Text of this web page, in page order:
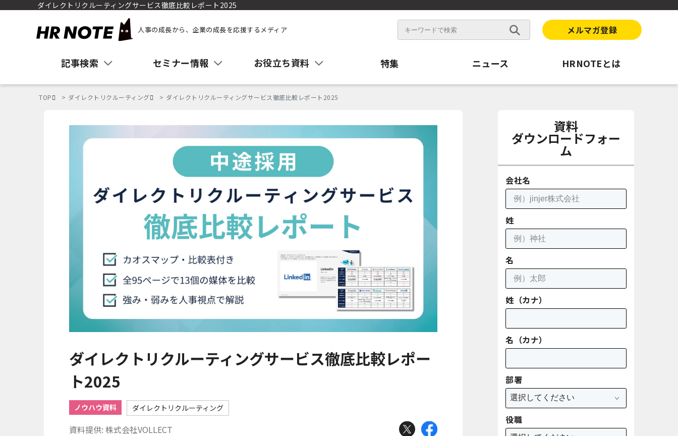
ダイレクトリクルーティングサービス徹底比較レポート2025
人事の成長から、企業の成長を応援するメディア メルマガ登録
記事検索 セミナー情報 お役立ち資料 特集 ニュース HRNOTEとは
TOP ダイレクトリクルーティング ダイレクトリクルーティングサービス徹底比較レポート2025
ダイレクトリクルーティングサービス徹底比較レポー
ト2025
ノウハウ資料 ダイレクトリクルーティング
資料提供: 株式会社VOLLECT
資料
ダウンロードフォー
ム
会社名
姓
名
姓（カナ）
名（カナ）
部署
役職